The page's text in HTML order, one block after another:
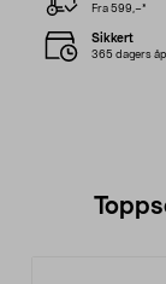
Fra 599,–*
Sikkert
365 dagers